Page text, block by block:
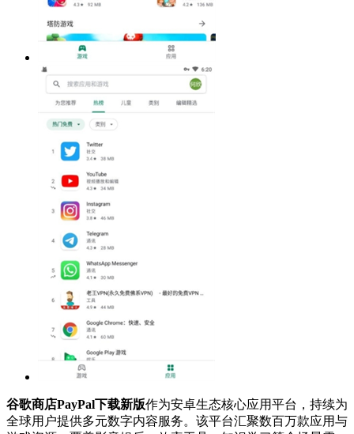
谷歌商店PayPal下载新版作为安卓生态核心应用平台，持续为
全球用户提供多元数字内容服务。该平台汇聚数百万款应用与